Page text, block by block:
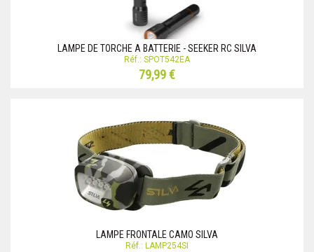
LAMPE DE TORCHE A BATTERIE - SEEKER RC SILVA
Réf.: SPOT542EA
79,99 €
LAMPE FRONTALE CAMO SILVA
Réf.: LAMP254SI